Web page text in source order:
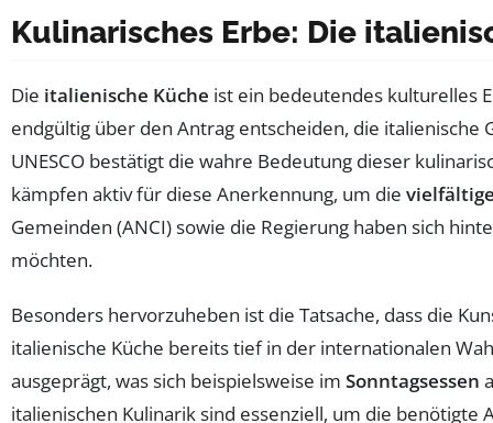
Kulinarisches Erbe: Die
Die italienische Küche ist ein bedeutendes kulturelles
endgültig über den Antrag entscheiden, die italienische
UNESCO bestätigt die wahre Bedeutung dieser
kämpfen aktiv für diese Anerkennung, um die
Gemeinden (ANCI) sowie die Regierung haben sich
möchten.
Besonders hervorzuheben ist die Tatsache, dass die
italienische Küche bereits tief in der internationalen
ausgeprägt, was sich beispielsweise im Sonntagsessen
italienischen Kulinarik sind essenziell, um die